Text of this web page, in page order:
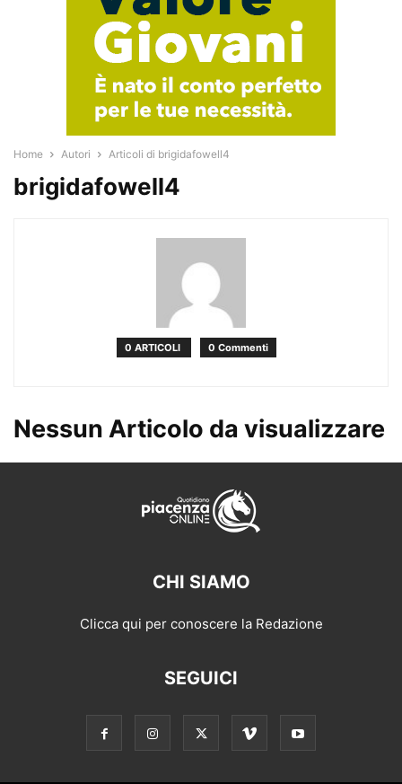
Home Autori Articoli di brigidafowell4
brigidafowell4
0 ARTICOLI 0 Commenti
Nessun Articolo da visualizzare
CHI SIAMO
Clicca qui per conoscere la Redazione
SEGUICI